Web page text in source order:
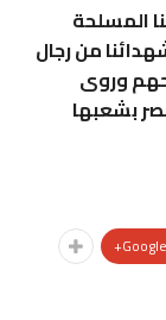
المسلحة
من رجال
وروى
بشعبها
Google+